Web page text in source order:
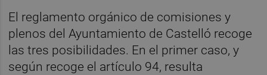
El reglamento orgánico de comisiones y
plenos del Ayuntamiento de Castelló recoge
las tres posibilidades. En el primer caso, y
según recoge el artículo 94, resulta